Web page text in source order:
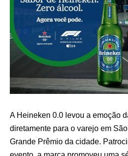
A Heineken 0.0 levou a emoção
diretamente para o varejo em
Grande Prêmio da cidade.